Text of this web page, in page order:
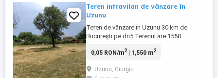
Teren intravilan de vânzare în
Uzunu
Teren de vânzare în Uzunu 30 km de
București pe dn5.Terenul are 1550
la 21 m adâncime.Pe teren am plantat vreo
merii și perii sunt deja pe rod.Terenul are
0,05 RON/m2| 1,550 m2
Uzunu, Giurgiu